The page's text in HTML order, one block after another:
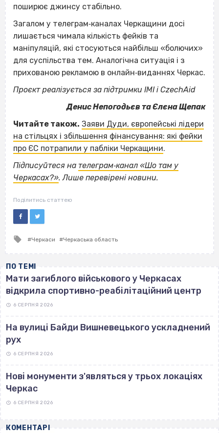
поширює джинсу стабільно.
Загалом у телеграм‐каналах Черкащини досі
лишається чимала кількість фейків та
маніпуляцій, які стосуються найбільш «болючих»
для суспільства тем. Аналогічна ситуація і з
прихованою рекламою в онлайн‐виданнях Черкас.
Проєкт реалізується за підтримки ІМІ і CzechAid
Денис Непогодьєв та Єлєна Щепак
Читайте також. Заяви Дуди, європейські лідери
на стільцях і збільшення фінансування: які фейки
про ЄС потрапили у пабліки Черкащини.
Підписуйтеся на телеграм‐канал «Шо там у
Черкасах?». Лише перевірені новини.
Поділитись статтею
Tagged
Черкаси Черкаська область
ПО ТЕМІ
Мати загиблого військового у Черкасах
відкрила спортивно-реабілітаційний центр
6 СЕРПНЯ 2026
На вулиці Байди Вишневецького ускладнений
рух
6 СЕРПНЯ 2026
Нові монументи з'являться у трьох локаціях
Черкас
6 СЕРПНЯ 2026
КОМЕНТАРІ